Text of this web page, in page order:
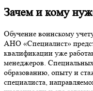
Зачем и кому
Обучение воинскому
АНО «Специалист»
квалификации уже
менеджеров.
образованию, опыту и
специалиста,